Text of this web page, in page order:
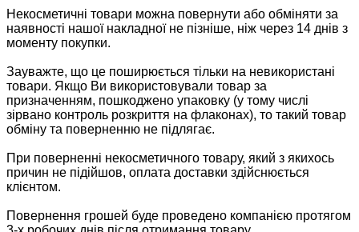
Некосметичні товари можна повернути або обміняти за
наявності нашої накладної не пізніше, ніж через 14 днів з
моменту покупки.
Зауважте, що це поширюється тільки на невикористані
товари. Якщо Ви використовували товар за
призначенням, пошкоджено упаковку (у тому числі
зірвано контроль розкриття на флаконах), то такий товар
обміну та поверненню не підлягає.
При поверненні некосметичного товару, який з якихось
причин не підійшов, оплата доставки здійснюється
клієнтом.
Повернення грошей буде проведено компанією протягом